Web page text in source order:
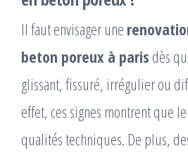
Il faut envisager une
beton poreux à paris dès
glissant, fissuré, irrégulier ou
effet, ces signes montrent que
qualités techniques. De plus,